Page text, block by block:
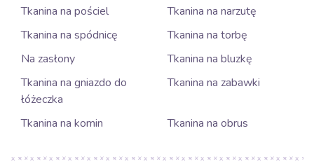
Tkanina na pościel
Tkanina na narzutę
Tkanina na spódnicę
Tkanina na torbę
Na zasłony
Tkanina na bluzkę
Tkanina na gniazdo do
łóżeczka
Tkanina na zabawki
Tkanina na komin Tkanina na obrus